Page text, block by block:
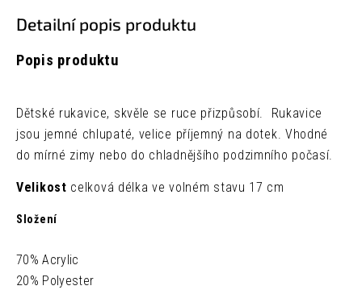
Detailní popis produktu
Popis produktu
Dětské rukavice, skvěle se ruce přizpůsobí. Rukavice
jsou jemné chlupaté, velice příjemný na dotek. Vhodné
do mírné zimy nebo do chladnějšího podzimního počasí.
Velikost celková délka ve volném stavu 17 cm
Složení
70% Acrylic
20% Polyester